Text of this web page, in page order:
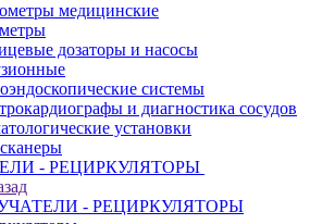
медицинские
дозаторы и насосы
системы
и диагностика сосудов
установки
- РЕЦИРКУЛЯТОРЫ
- РЕЦИРКУЛЯТОРЫ